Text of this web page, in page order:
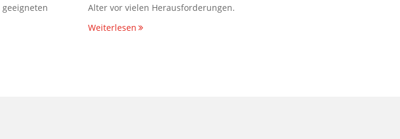
Alter vor vielen Herausforderungen.
Weiterlesen